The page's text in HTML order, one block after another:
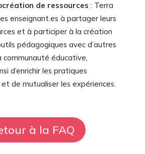
de ressources : Terra
enseignant.es à partager leurs
et à participer à la création
pédagogiques avec d’autres
communauté éducative,
d’enrichir les pratiques
de mutualiser les expériences.
à la FAQ